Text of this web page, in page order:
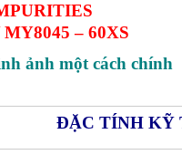
– 60XS
ảnh một cách chính
ĐẶC TÍNH KỸ